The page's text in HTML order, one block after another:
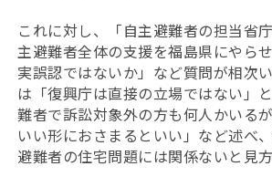
これに対し、「自主避難者の担当省
主避難者全体の支援を福島県にやら
実誤認ではないか」など質問が相次
は「復興庁は直接の立場ではない」
難者で訴訟対象外の方も何人かいる
いい形におさまるといい」など述べ
避難者の住宅問題には関係ないと見